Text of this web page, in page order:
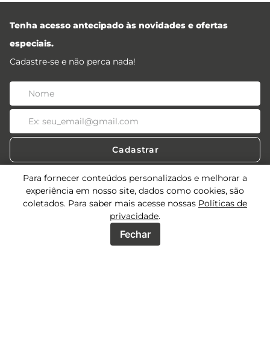
Para fornecer conteúdos personalizados e melhorar a
experiência em nosso site, dados como cookies, são
coletados. Para saber mais acesse nossas Políticas de
privacidade.
Fechar
Tenha acesso antecipado às novidades e ofertas
especiais.
Cadastre-se e não perca nada!
Cadastrar
Acessos